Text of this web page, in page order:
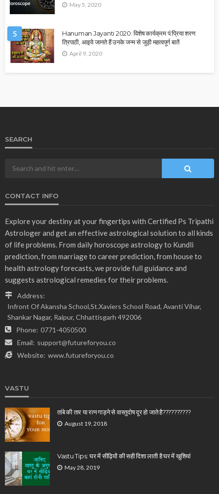
May 5, 2020
5
Hanuman Jayanti 2020: विशेष कार्यक्रम पं.प्रिया शरण
त्रिपाठी, आइये जानते हैं उनके जन्म से जुड़ी महत्वपूर्ण बातें
April 9, 2020
SEARCH
CONTACT INFO
Explore your destiny at your fingertips with Certified Ps Tripathi
Astrologer and get an effective astrological solution to all kinds
of life problems. From daily horoscope astrology to Kundli
prediction, from marriage to career prediction, from house to
health astrology forecasts, we provide full guidance and
suggests astrological remedies for their problems.
Address:
Infront Of Akansha School,St.Xaviers School Road, Avanti Vihar,
Shankar Nagar, Raipur, Chhattisgarh 492006
Phone: 0771-4050500
Email: support@futureforyou.co
Website: www.futureforyou.co
VASTU
तांबे की तार या रत्न गाड़ने से वास्तुदोष दूर हो जाते है??????????
August 19, 2018
Vastu Tips: घर में सीढ़ियों की सही दिशा लाती है घर में खुशियां
May 28, 2019